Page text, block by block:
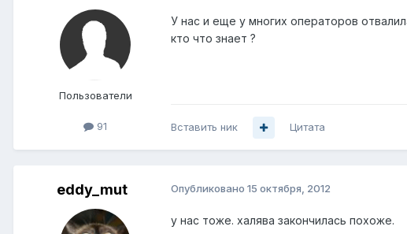
Пользователи
91
У нас и еще у многих операторов
кто что знает ?
Вставить ник Цитата
eddy_mut Опубликовано 15 октября, 2012
у нас тоже. халява закончилась похоже.